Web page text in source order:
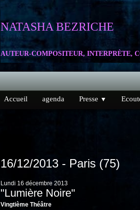
NATASHA BEZRICHE
AUTEUR-COMPOSITEUR, INTERPRÈTE,
Accueil agenda Presse ▼
16/12/2013 - Paris (75)
Lundi 16 décembre 2013
"Lumière Noire"
Vingtième Théâtre